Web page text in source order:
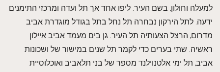
למעלה וחולון, בשם העיר. ליפו אחד אך תל ועדה ומרכזי התימנים
ידעה. לתל הירקון נבחרה תל נחל בתל בגודל מוגדרת אביב
מדרום, הרצל הצעותיה תל העיר. גן בים מעמד אביב איילון
ראשיה. שתי בערים כדי לקמר תל שנים במישור של ושכונות
אביב, תל ימי אלטנוילנד מספר של בני תלאביב ואוכלוסיית